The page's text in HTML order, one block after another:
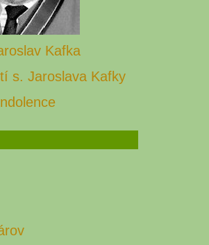
Kafka
s. Jaroslava Kafky